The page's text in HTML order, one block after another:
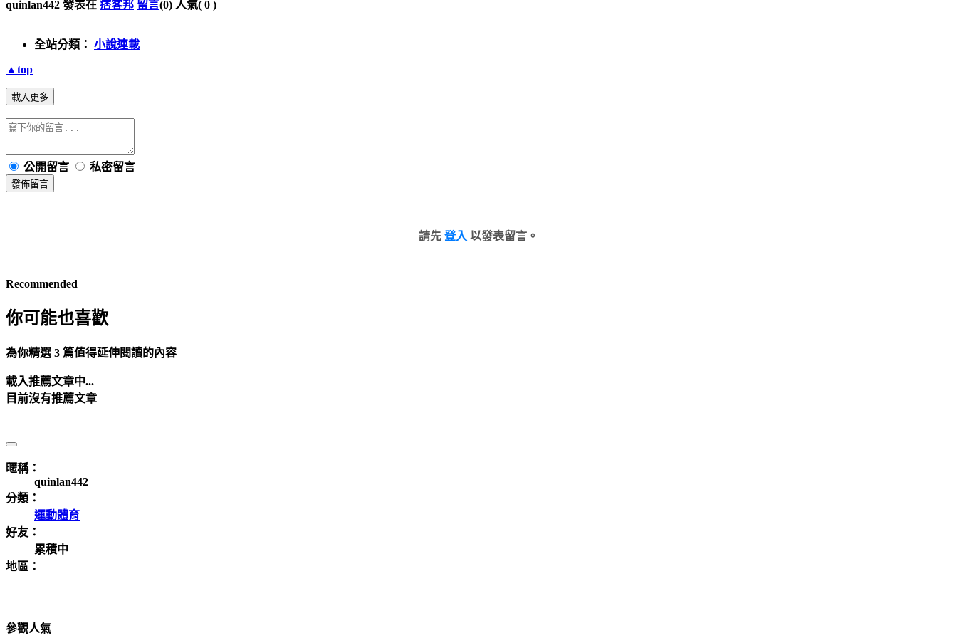
quinlan442 發表在 痞客邦 留言(0) 人氣( 0 )
全站分類： 小說連載
▲top
載入更多
公開留言 私密留言
發佈留言
請先 登入 以發表留言。
Recommended
你可能也喜歡
為你精選 3 篇值得延伸閱讀的內容
載入推薦文章中...
目前沒有推薦文章
暱稱：
quinlan442
分類：
運動體育
好友：
累積中
地區：
參觀人氣